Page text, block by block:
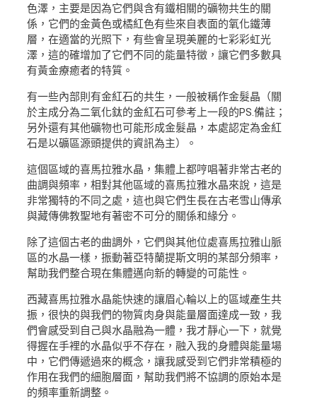
色澤，主要是因為它們與含有鐵相關的礦物共生的關
係，它們的金黃色或橘紅色有些來自表面的氧化鐵薄
層，在適當的光照下，有些會呈現美麗的七彩彩虹光
澤，這的確增加了它們不同的能量特徵，讓它們多數具
有黃金療癒者的特質。
有一些內部則有金紅石的共生，一般被稱作金髮晶（關
於主成分為二氧化鈦的金紅石可參考上一段的PS.備註；
另外還有其他礦物也可能形成金髮晶，本處認定為金紅
石是以礦區源頭提供的資訊為主）。
這個區域的喜馬拉雅水晶，集體上都哼唱著非常古老的
曲調與頻率，相對其他區域的喜馬拉雅水晶來說，這是
非常獨特的不同之處，這也與它們生長在古老雪山傳承
與藏傳佛教聖地有著密不可分的關係和緣分。
除了這個古老的曲調外，它們與其他位處喜馬拉雅山脈
區的水晶一樣，振動著亞特蘭提斯文明的某部分頻率，
幫助我們整合現在集體邁向新的轉變的可能性。
西藏喜馬拉雅水晶能快速的讓眉心輪以上的區域產生共
振，很快的與我們的物質肉身與能量層面達成一致，我
們會感受到自己與水晶融為一體，我才靜心一下，就覺
得握在手裡的水晶似乎不存在，融入我的身體與能量場
中，它們傳遞過來的概念，讓我感受到它們非常積極的
作用在我們的細胞層面，幫助我們將不協調的原始本是
的頻率重新調整。